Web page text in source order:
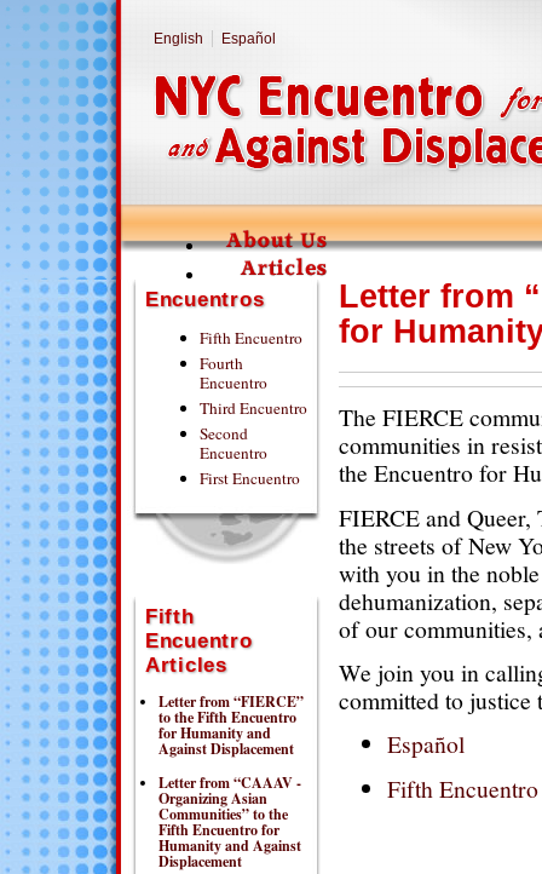
English Español
Encuentros
Fifth Encuentro
Fourth
Encuentro
Third Encuentro
Second
Encuentro
First Encuentro
Fifth
Encuentro
Articles
Letter from “FIERCE”
to the Fifth Encuentro
for Humanity and
Against Displacement
Letter from “CAAAV -
Organizing Asian
Communities” to the
Fifth Encuentro for
Humanity and Against
Displacement
Letter from
for
The FIERCE
communities in
the Encuentro for
FIERCE and
the streets of New
with you in the
dehumanization,
of our communities,
We join you in
committed to justice
Español
Fifth Encuentro